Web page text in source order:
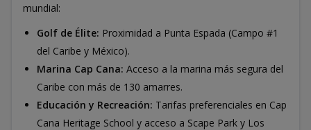
mundial:
Golf de Élite: Proximidad a Punta Espada (Campo #1
del Caribe y México).
Marina Cap Cana: Acceso a la marina más segura del
Caribe con más de 130 amarres.
Educación y Recreación: Tarifas preferenciales en Cap
Cana Heritage School y acceso a Scape Park y Los